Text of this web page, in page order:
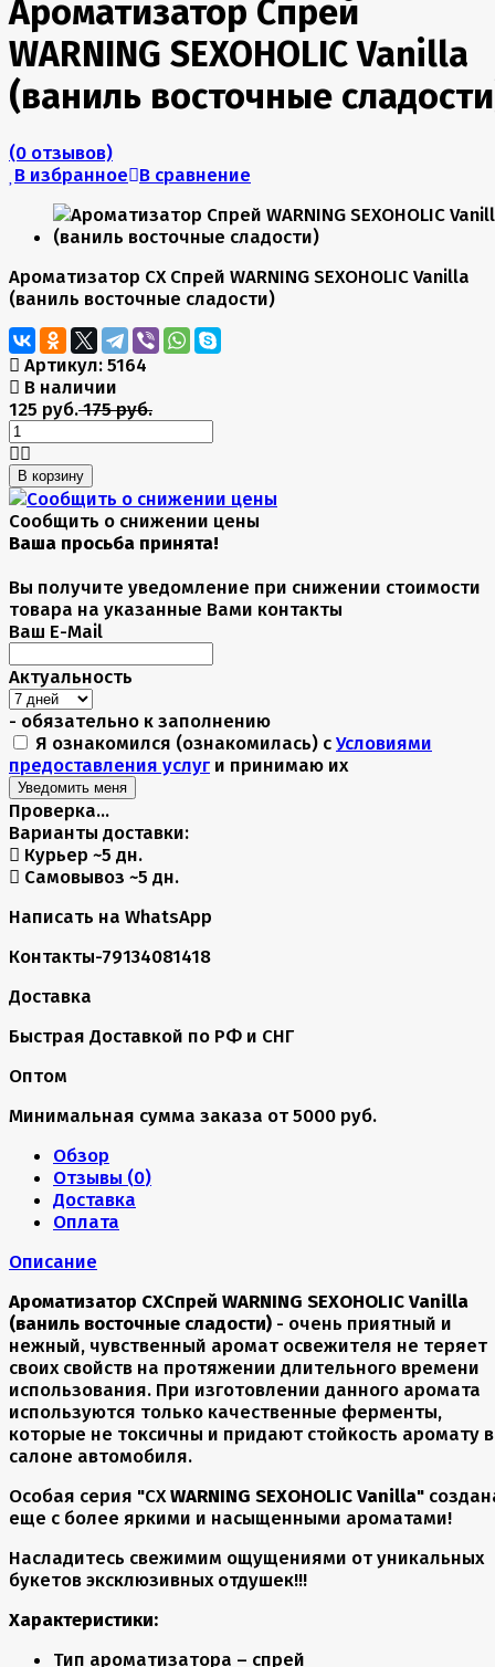
Ароматизатор Спрей
WARNING SEXOHOLIC Vanilla
(ваниль восточные
(0 отзывов)
В избранное В сравнение
Ароматизатор CX Спрей WARNING SEXOHOLIC Vanilla
(ваниль восточные сладости)
Артикул: 5164
В наличии
125 руб.175 руб.
В корзину
Сообщить о снижении цены
Сообщить о снижении цены
Ваша просьба принята!
Вы получите уведомление при снижении стоимости
товара на указанные Вами контакты
Ваш E-Mail
Актуальность
- обязательно к заполнению
Я ознакомился (ознакомилась) с Условиями
предоставления услуг и принимаю их
Проверка...
Варианты доставки:
Курьер ~5 дн.
Самовывоз ~5 дн.
Написать на WhatsApp
Контакты-79134081418
Доставка
Быстрая Доставкой по РФ и СНГ
Оптом
Минимальная сумма заказа от 5000 руб.
Обзор
Отзывы (0)
Доставка
Оплата
Описание
Ароматизатор CXСпрей WARNING SEXOHOLIC Vanilla
(ваниль восточные сладости) - очень приятный и
нежный, чувственный аромат освежителя не теряет
своих свойств на протяжении длительного времени
использования. При изготовлении данного аромата
используются только качественные ферменты,
которые не токсичны и придают стойкость аромату в
салоне автомобиля.
Особая серия "CX WARNING SEXOHOLIC Vanilla"
еще с более яркими и насыщенными ароматами!
Насладитесь свежимим ощущениями от уникальных
букетов эксклюзивных отдушек!!!
Характеристики:
Тип ароматизатора – спрей